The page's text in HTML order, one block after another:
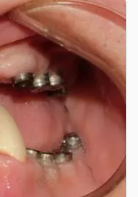
на отсутствие
снижение
решение об
с